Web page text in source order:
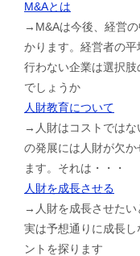
M&Aとは
→M&Aは今後、経営
かります。経営者の
行わない企業は選択
でしょうか
人財教育について
→人財はコストではな
の発展には人財が欠
ます。それは・・・
人財を成長させる
→人財を成長させたい
実は予想通りに成長
ントを探ります